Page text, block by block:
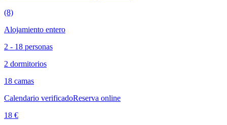
(8)
Alojamiento entero
2 - 18 personas
2 dormitorios
18 camas
Calendario verificadoReserva online
18 €